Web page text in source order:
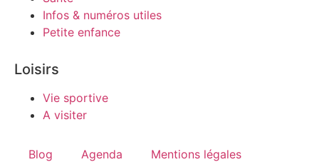
Infos & numéros utiles
Petite enfance
Loisirs
Vie sportive
A visiter
Blog Agenda Mentions légales